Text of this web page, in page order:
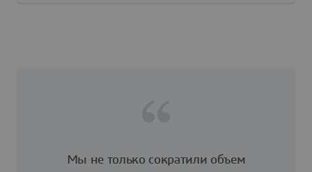
Мы не только сократили объем